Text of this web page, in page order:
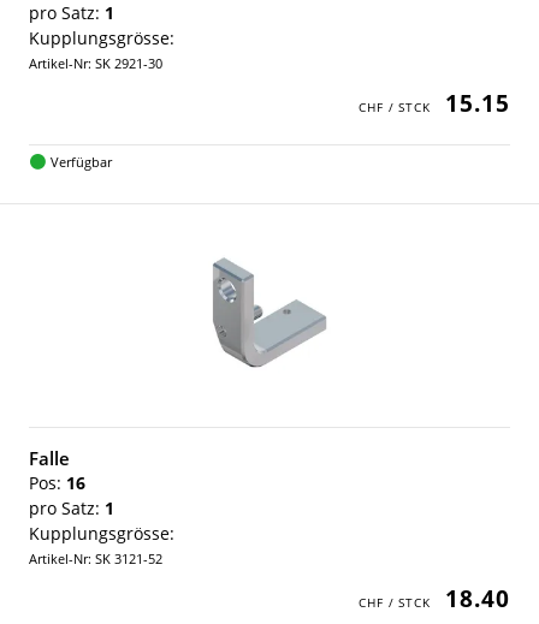
pro Satz: 1
Kupplungsgrösse:
Artikel-Nr: SK 2921-30
15.15
Verfügbar
Falle
Pos: 16
pro Satz: 1
Kupplungsgrösse:
Artikel-Nr: SK 3121-52
18.40